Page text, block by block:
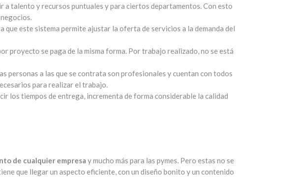
a talento y recursos puntuales y para ciertos departamentos. Con esto
que este sistema permite ajustar la oferta de servicios a la demanda del
proyecto se paga de la misma forma. Por trabajo realizado, no se está
personas a las que se contrata son profesionales y cuentan con todos
para realizar el trabajo.
los tiempos de entrega, incrementa de forma considerable la calidad
de cualquier empresa y mucho más para las pymes. Pero estas no se
que llegar un aspecto eficiente, con un diseño bonito y un contenido